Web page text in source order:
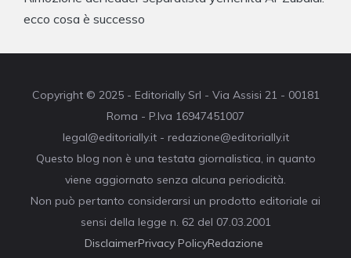
ecco cosa è successo
Copyright © 2025 - Editorially Srl - Via Assisi 21 - 00181
Roma - P.Iva 16947451007
legal@editorially.it - redazione@editorially.it
Questo blog non è una testata giornalistica, in quanto
viene aggiornato senza alcuna periodicità.
Non può pertanto considerarsi un prodotto editoriale ai
sensi della legge n. 62 del 07.03.2001
DisclaimerPrivacy PolicyRedazione